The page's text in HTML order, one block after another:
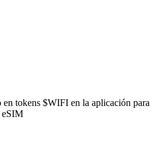
en tokens $WIFI en la aplicación para
eSIM